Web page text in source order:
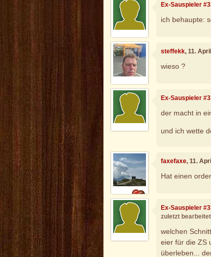
Ex-Sauspieler
ich behaupte:
steffekk, 11.
wieso ?
Ex-Sauspieler
der macht in
und ich wette
faxefaxe, 11.
Hat einen
Ex-Sauspieler
zuletzt
welchen
eier für die ZS
überleben...